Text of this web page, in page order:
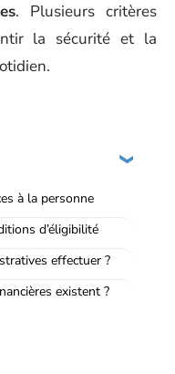
. Plusieurs critères
la sécurité et la
à la personne
d’éligibilité
effectuer ?
existent ?